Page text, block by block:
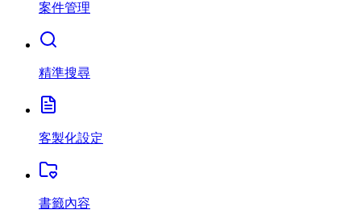
案件管理
精準搜尋
客製化設定
書籤內容